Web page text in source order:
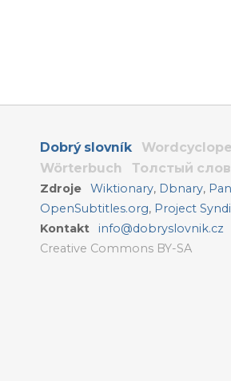
Dobrý slovník
Wörterbuch
Толстый
Zdroje Wiktionary, Dbnary,
OpenSubtitles.org, Project
Kontakt
info@dobryslovnik.cz
Creative Commons BY-SA